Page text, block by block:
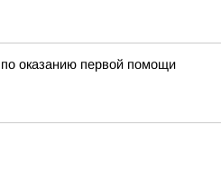
по оказанию первой помощи